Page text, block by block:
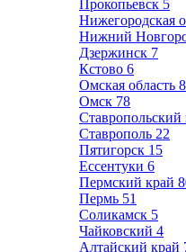
Прокопьевск 5
Нижегородская
Нижний
Дзержинск 7
Кстово 6
Омская область
Омск 78
Ставропольский
Ставрополь 22
Пятигорск 15
Ессентуки 6
Пермский край
Пермь 51
Соликамск 5
Чайковский 4
Алтайский край